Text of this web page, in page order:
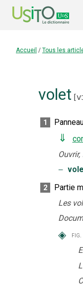
Accueil / Tous les
volet [
1
⇓
‒
2
Partie
Les
◈ fig.